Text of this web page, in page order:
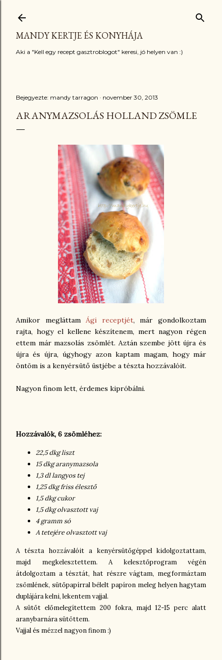
MANDY KERTJE ÉS KONYHÁJA
Aki a "Kell egy recept gasztroblogot" keresi, jó helyen van :)
Bejegyezte: mandy tarragon november 30, 2013
ARANYMAZSOLÁS HOLLAND ZSÖMLE
Amikor megláttamÁgi receptjét, már gondolkoztam
rajta, hogy el kellene készítenem, mert nagyon régen
ettem már mazsolás zsömlét. Aztán szembe jött újra és
újra és újra, úgyhogy azon kaptam magam, hogy már
öntöm is a kenyérsütő üstjébe a tészta hozzávalóit.
Nagyon finom lett, érdemes kipróbálni.
Hozzávalók, 6 zsömléhez:
22,5 dkg liszt
15 dkg aranymazsola
1,3 dl langyos tej
1,25 dkg friss élesztő
1,5 dkg cukor
1,5dkg olvasztott vaj
4 gramm só
A tetejére olvasztott vaj
A tészta hozzávalóit a kenyérsütőgéppel kidolgoztattam,
majd megkelesztettem. A kelesztőprogram végén
átdolgoztam a tésztát, hat részre vágtam, megformáztam
zsömlének, sütőpapírral bélelt papíron meleg helyen hagytam
duplájára kelni, lekentem vajjal.
A sütőt előmelegítettem 200 fokra, majd 12-15 perc alatt
aranybarnára sütöttem.
Vajjal és mézzel nagyon finom :)